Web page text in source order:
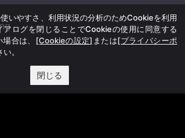
いやすさ、利用状況の分析のためCookieを利用
アログを閉じることでCookieの使用に同意する
合は、 [Cookieの設定] または[プライバシーポ
。
閉じる